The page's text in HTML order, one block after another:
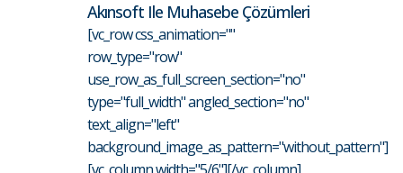
Akınsoft Ile Muhasebe Çözümleri
[vc_row css_animation=""
row_type="row"
use_row_as_full_screen_section="no"
type="full_width" angled_section="no"
text_align="left"
background_image_as_pattern="without_pattern"]